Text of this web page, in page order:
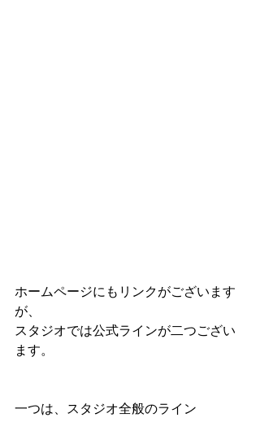
ホームページにもリンクがございます
が、
スタジオでは公式ラインが二つござい
ます。
一つは、スタジオ全般のライン